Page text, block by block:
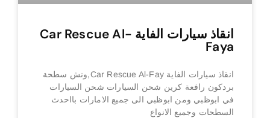
انقاذ سيارات الفاية Car Rescue Al-
Faya
انقاذ سيارات الفاية Car Rescue Al-Fay,ونش سطحة
بردكون رافعة كرين شحن السيارات شحن السيارات
في ابوظبي ومن ابوظبي الى جميع الامارات بااحدث
السطحات وجميع الانواع